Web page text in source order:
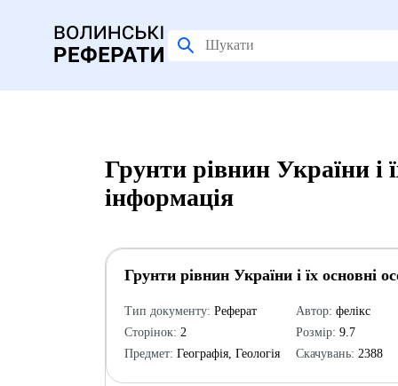
Грунти рівнин України і
інформація
Грунти рівнин України і їх основні
Тип документу: Реферат
Сторінок: 2
Предмет: Географія, Геологія
Автор: фелікс
Розмір: 9.7
Скачувань: 2388